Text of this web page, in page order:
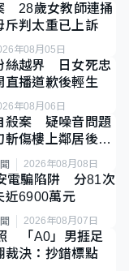
28歲女教師連捅
判太重已上訴
年08月05日
絲越界 日女死忠
播道歉後輕生
年08月06日
殺案 疑噪音問題
傷樓上鄰居後墮
2026年08月08日
電騙陷阱 分81次
近6900萬元
2026年08月07日
「A0」男捱足
決：抄錯標點